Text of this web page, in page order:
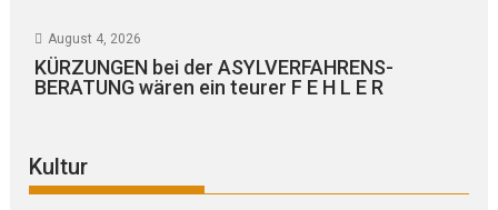
August 4, 2026
KÜRZUNGEN bei der ASYLVERFAHRENS-
BERATUNG wären ein teurer F E H L E R
Kultur